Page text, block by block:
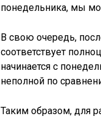
понедельника, мы
В свою очередь,
соответствует
начинается с
неполной по
Таким образом, для